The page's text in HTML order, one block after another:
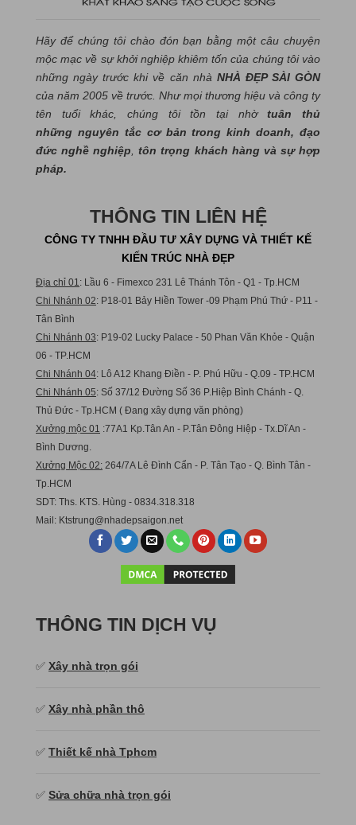
Hãy để chúng tôi chào đón bạn bằng một câu chuyện
mộc mạc về sự khởi nghiệp khiêm tốn của chúng tôi vào
những ngày trước khi về căn nhà NHÀ ĐẸP SÀI GÒN
của năm 2005 về trước. Như mọi thương hiệu và công ty
tên tuổi khác, chúng tôi tồn tại nhờtuân thủ
những nguyên tắc cơ bản trong kinh doanh, đạo
đức nghề nghiệp ,tôn trọng khách hàng và sự hợp
pháp.
THÔNG TIN LIÊN HỆ
CÔNG TY TNHH ĐẦU TƯ XÂY DỰNG VÀ THIẾT KẾ
KIẾN TRÚC NHÀ ĐẸP
Địa chỉ 01 : Lầu 6 - Fimexco 231 Lê Thánh Tôn - Q1 - Tp.HCM
Chi Nhánh 02: P18-01 Bảy Hiền Tower -09 Phạm Phú Thứ - P11 -
Tân Bình
Chi Nhánh 03: P19-02 Lucky Palace - 50 Phan Văn Khỏe - Quận
06 - TP.HCM
Chi Nhánh 04: Lô A12 Khang Điền - P. Phú Hữu - Q.09 - TP.HCM
Chi Nhánh 05: Số 37/12 Đường Số 36 P.Hiệp Bình Chánh - Q.
Thủ Đức - Tp.HCM ( Đang xây dựng văn phòng)
Xưởng mộc 01
:77A1 Kp.Tân An - P.Tân Đông Hiệp - Tx.Dĩ An -
Bình Dương.
Xưởng Mộc 02: 264/7A Lê Đình Cẩn - P. Tân Tạo - Q. Bình Tân -
Tp.HCM
SDT: Ths. KTS. Hùng - 0834.318.318
Mail: Ktstrung@nhadepsaigon.net
THÔNG TIN DỊCH VỤ
✅ Xây nhà trọn gói
✅ Xây nhà phần thô
✅ Thiết kế nhà Tphcm
✅ Sửa chữa nhà trọn gói